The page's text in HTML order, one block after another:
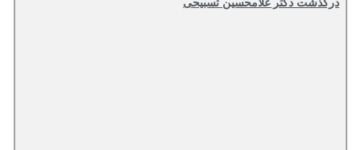
درگذشت دکتر غلامحسین تسبیحی